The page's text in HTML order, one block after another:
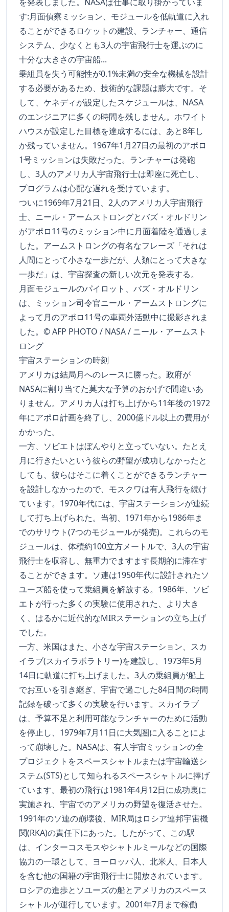
す:月面偵察ミッション、モジュールを低軌道に入れ
ることができるロケットの建設、ランチャー、通信
システム、少なくとも3人の宇宙飛行士を運ぶのに
十分な大きさの宇宙船...
乗組員を失う可能性が0.1%未満の安全な機械を設計
する必要があるため、技術的な課題は膨大です。そ
して、ケネディが設定したスケジュールは、NASA
のエンジニアに多くの時間を残しません。ホワイト
ハウスが設定した目標を達成するには、あと8年し
か残っていません。1967年1月27日の最初のアポロ
1号ミッションは失敗だった。ランチャーは発砲
し、3人のアメリカ人宇宙飛行士は即座に死亡し、
プログラムは心配な遅れを受けています。
ついに1969年7月21日、2人のアメリカ人宇宙飛行
士、ニール・アームストロングとバズ・オルドリン
がアポロ11号のミッション中に月面着陸を通過しま
した。アームストロングの有名なフレーズ「それは
人間にとって小さな一歩だが、人類にとって大きな
一歩だ」は、宇宙探査の新しい次元を発表する。
月面モジュールのパイロット、バズ・オルドリン
は、ミッション司令官ニール・アームストロングに
よって月のアポロ11号の車両外活動中に撮影されま
した。© AFP PHOTO / NASA / ニール・アームスト
ロング
宇宙ステーションの時刻
アメリカは結局月へのレースに勝った。政府が
NASAに割り当てた莫大な予算のおかげで間違いあ
りません。アメリカ人は打ち上げから11年後の1972
年にアポロ計画を終了し、2000億ドル以上の費用が
かかった。
一方、ソビエトはぼんやりと立っていない。たとえ
月に行きたいという彼らの野望が成功しなかったと
しても、彼らはそこに着くことができるランチャー
を設計しなかったので、モスクワは有人飛行を続け
ています。1970年代には、宇宙ステーションが連続
して打ち上げられた。当初、1971年から1986年ま
でのサリウト(7つのモジュールが発売)。これらのモ
ジュールは、体積約100立方メートルで、3人の宇宙
飛行士を収容し、無重力でますます長期的に滞在す
ることができます。ソ連は1950年代に設計されたソ
ユーズ船を使って乗組員を解放する。1986年、ソビ
エトが行った多くの実験に使用された、より大き
く、はるかに近代的なMIRステーションの立ち上げ
でした。
一方、米国はまた、小さな宇宙ステーション、スカ
イラブ(スカイラボラトリー)を建設し、1973年5月
14日に軌道に打ち上げました。3人の乗組員が船上
でお互いを引き継ぎ、宇宙で過ごした84日間の時間
記録を破って多くの実験を行います。スカイラブ
は、予算不足と利用可能なランチャーのために活動
を停止し、1979年7月11日に大気圏に入ることによ
って崩壊した。NASAは、有人宇宙ミッションの全
プロジェクトをスペースシャトルまたは宇宙輸送シ
ステム(STS)として知られるスペースシャトルに捧げ
ています。最初の飛行は1981年4月12日に成功裏に
実施され、宇宙でのアメリカの野望を復活させた。
1991年のソ連の崩壊後、MIR局はロシア連邦宇宙機
関(RKA)の責任下にあった。したがって、この駅
は、インターコスモスやシャトルミールなどの国際
協力の一環として、ヨーロッパ人、北米人、日本人
を含む他の国籍の宇宙飛行士に開放されています。
ロシアの進歩とソユーズの船とアメリカのスペース
シャトルが運行しています。2001年7月まで稼働